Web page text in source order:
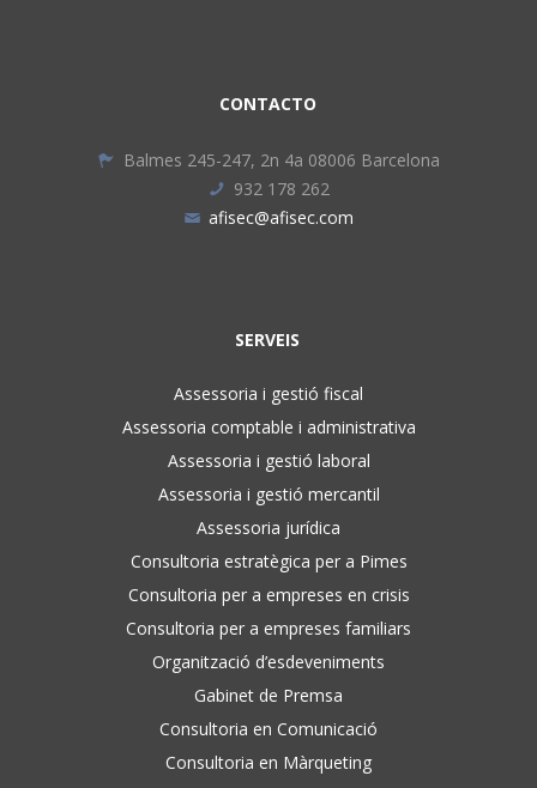
CONTACTO
Balmes 245-247, 2n 4a 08006 Barcelona
932 178 262
afisec@afisec.com
SERVEIS
Assessoria i gestió fiscal
Assessoria comptable i administrativa
Assessoria i gestió laboral
Assessoria i gestió mercantil
Assessoria jurídica
Consultoria estratègica per a Pimes
Consultoria per a empreses en crisis
Consultoria per a empreses familiars
Organització d’esdeveniments
Gabinet de Premsa
Consultoria en Comunicació
Consultoria en Màrqueting